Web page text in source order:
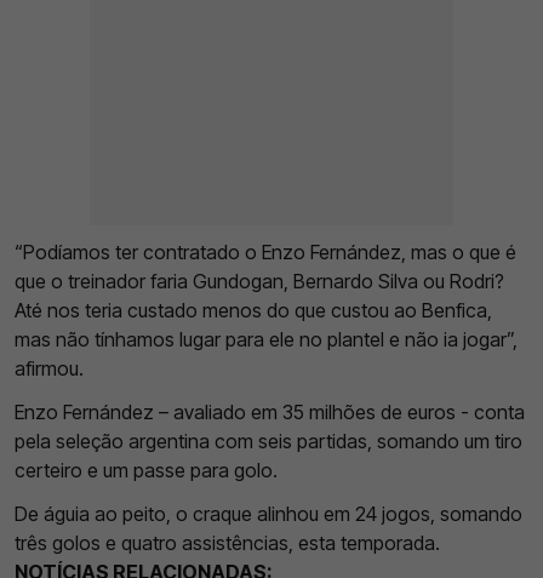
“Podíamos ter contratado o Enzo Fernández, mas o que é
que o treinador faria Gundogan, Bernardo Silva ou Rodri?
Até nos teria custado menos do que custou ao Benfica,
mas não tínhamos lugar para ele no plantel e não ia jogar”,
afirmou.
Enzo Fernández – avaliado em 35 milhões de euros - conta
pela seleção argentina com seis partidas, somando um tiro
certeiro e um passe para golo.
De águia ao peito, o craque alinhou em 24 jogos, somando
três golos e quatro assistências, esta temporada.
NOTÍCIAS RELACIONADAS: